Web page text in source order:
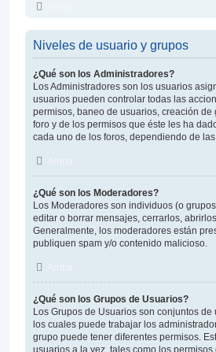
Niveles de usuario y grupos
¿Qué son los Administradores?
Los Administradores son los usuarios
usuarios pueden controlar todas las
permisos, baneo de usuarios, creación
foro y de los permisos que éste les ha
cada uno de los foros, dependiendo de
¿Qué son los Moderadores?
Los Moderadores son individuos (o
editar o borrar mensajes, cerrarlos,
Generalmente, los moderadores están
publiquen spam y/o contenido malicioso.
¿Qué son los Grupos de Usuarios?
Los Grupos de Usuarios son conjuntos
los cuales puede trabajar los
grupo puede tener diferentes permisos.